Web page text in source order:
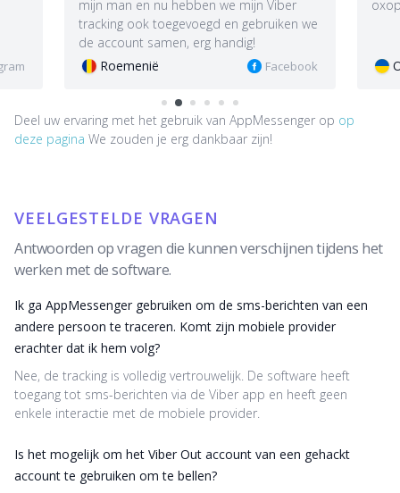
gebruiken we
Facebook
охоронця))
Instagram
Deel uw ervaring met het gebruik van AppMessenger op op
deze pagina We zouden je erg dankbaar zijn!
VEELGESTELDE VRAGEN
Antwoorden op vragen die kunnen verschijnen tijdens het
werken met de software.
Ik ga AppMessenger gebruiken om de sms-berichten van een
andere persoon te traceren. Komt zijn mobiele provider
erachter dat ik hem volg?
Nee, de tracking is volledig vertrouwelijk. De software heeft
toegang tot sms-berichten via de Viber app en heeft geen
enkele interactie met de mobiele provider.
Is het mogelijk om het Viber Out account van een gehackt
account te gebruiken om te bellen?